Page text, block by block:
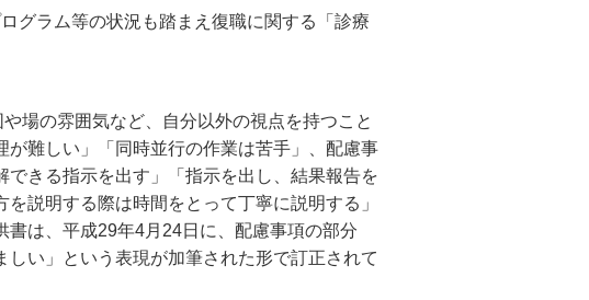
グラム等の状況も踏まえ復職に関する「診療
場の雰囲気など、自分以外の視点を持つこと
難しい」「同時並行の作業は苦手」、配慮事
きる指示を出す」「指示を出し、結果報告を
説明する際は時間をとって丁寧に説明する」
は、平成29年4月24日に、配慮事項の部分
い」という表現が加筆された形で訂正されて